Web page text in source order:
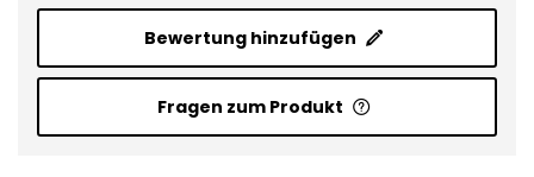
Bewertung hinzufügen
Fragen zum Produkt